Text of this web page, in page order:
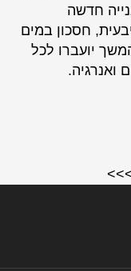
חדשה
חסכון במים
יועברו לכל
ואנרגיה.